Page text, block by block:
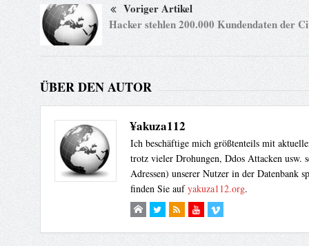
Voriger Artikel
Hacker stehlen 200.000 Kundendaten der
ÜBER DEN AUTOR
¥akuza112
Ich beschäftige mich größtenteils mit
trotz vieler Drohungen, Ddos Attacken usw.
Adressen) unserer Nutzer in der Datenbank
finden Sie aufyakuza112.org.